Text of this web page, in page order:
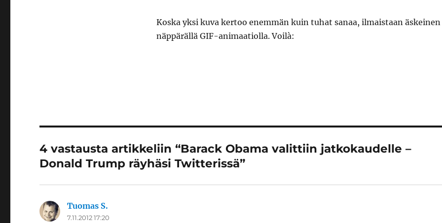
Koska yksi kuva kertoo enemmän kuin tuhat sanaa, ilmaistaan äskeinen
näppärällä GIF-animaatiolla. Voilà:
4 vastausta artikkeliin “Barack Obama valittiin jatkokaudelle –
Donald Trump räyhäsi Twitterissä”
Tuomas S.
7.11.2012 17:20